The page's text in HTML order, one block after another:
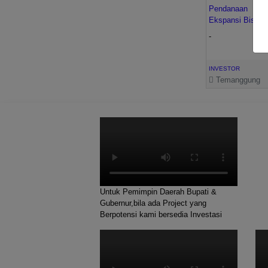
Pendanaan
Ekspansi Bisnis
-
INVESTOR
Temanggung
Untuk Pemimpin Daerah Bupati &
Gubernur,bila ada Project yang
Berpotensi kami bersedia Investasi